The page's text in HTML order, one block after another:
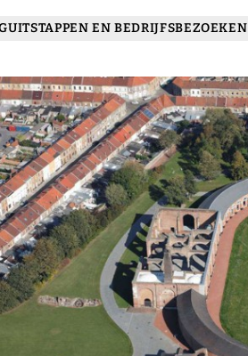
EN BEDRIJFSBEZOEKEN